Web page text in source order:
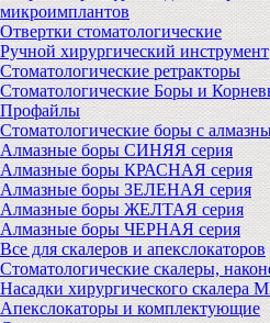
микроимплантов
Отвертки стоматологические
Ручной хирургический инструмент
Стоматологические ретракторы
Стоматологические Боры и
Профайлы
Стоматологические боры с
Алмазные боры СИНЯЯ серия
Алмазные боры КРАСНАЯ серия
Алмазные боры ЗЕЛЕНАЯ серия
Алмазные боры ЖЕЛТАЯ серия
Алмазные боры ЧЕРНАЯ серия
Все для скалеров и апекслокаторов
Стоматологические скалеры,
Насадки хирургического скалера
Апекслокаторы и комплектующие